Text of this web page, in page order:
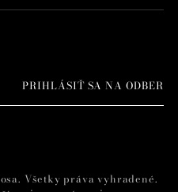
PRIHLÁSIŤ SA NA ODBER
. Všetky práva vyhradené.